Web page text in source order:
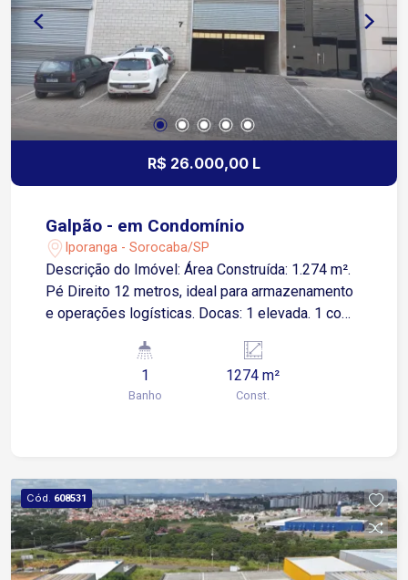
R$ 26.000,00 L
Galpão - em Condomínio
Iporanga - Sorocaba/SP
Descrição do Imóvel: Área Construída: 1.274 m².
Pé Direito 12 metros, ideal para armazenamento
e operações logísticas. Docas: 1 elevada. 1 com
Área administrativa e vestiário para maior
horas, garantindo segurança e controle de
ideal para operações logísticas e industriais.
1
Banho
1274 m²
Const.
Cód. 608531